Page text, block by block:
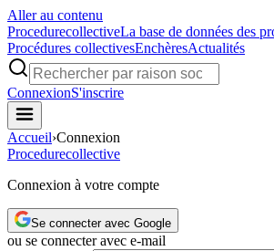
Aller au contenu
ProcedurecollectiveLa base de données des
Procédures collectivesEnchèresActualités
ConnexionS'inscrire
Accueil›Connexion
Procedurecollective
Connexion à votre compte
Se connecter avec Google
ou se connecter avec e-mail